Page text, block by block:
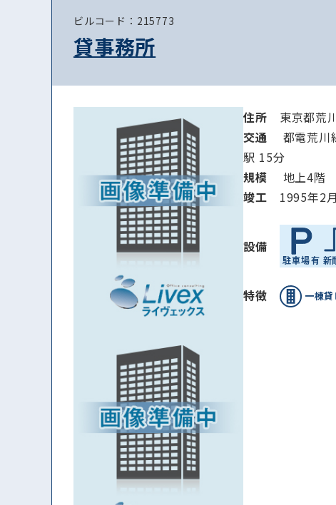
ビルコード：215773
貸事務所
住所 東京都
交通
都電荒川
駅 15分
規模
地上4階
竣⼯ 1995年2
設備
特徴 一棟